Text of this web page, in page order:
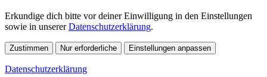
Erkundige dich bitte vor deiner Einwilligung in den Einstellungen
sowie in unsererDatenschutzerklärung.
Zustimmen Nur erforderliche Einstellungen anpassen
Datenschutzerklärung